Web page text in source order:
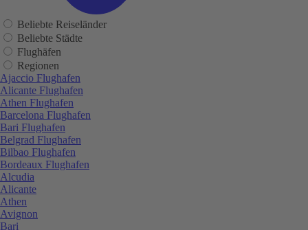
Beliebte Reiseländer
Beliebte Städte
Flughäfen
Regionen
Ajaccio Flughafen
Alicante Flughafen
Athen Flughafen
Barcelona Flughafen
Bari Flughafen
Belgrad Flughafen
Bilbao Flughafen
Bordeaux Flughafen
Alcudia
Alicante
Athen
Avignon
Bari